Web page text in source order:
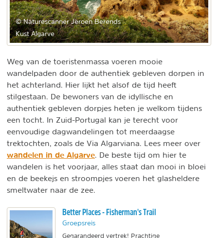
© Naturescanner Jeroen Berends
Kust Algarve
Weg van de toeristenmassa voeren mooie
wandelpaden door de authentiek gebleven dorpen in
het achterland. Hier lijkt het alsof de tijd heeft
stilgestaan. De bewoners van de idyllische en
authentiek gebleven dorpjes heten je welkom tijdens
een tocht. In Zuid-Portugal kan je terecht voor
eenvoudige dagwandelingen tot meerdaagse
trektochten, zoals de Via Algarviana. Lees meer over
wandelen in de Algarve . De beste tijd om hier te
wandelen is het voorjaar, alles staat dan mooi in bloei
en de beekejs en stroompjes voeren het glasheldere
smeltwater naar de zee.
Better Places - Fisherman's Trail
Groepsreis
Gegarandeerd vertrek! Prachtige